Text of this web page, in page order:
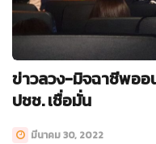
ข่าวลวง-มิจฉาชีพออ
ปชช. เชื่อมั่น
มีนาคม 30, 2022